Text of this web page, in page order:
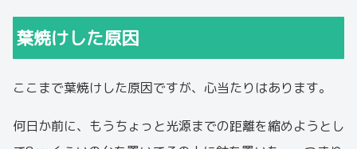
葉焼けした原因
ここまで葉焼けした原因ですが、心当たりはあります。
何日か前に、もうちょっと光源までの距離を縮めようとし